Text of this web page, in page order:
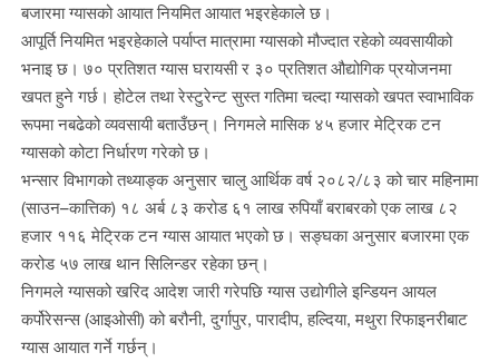
बजारमा ग्यासको आयात नियमित आयात भइरहेकाले छ।
आपूर्ति नियमित भइरहेकाले पर्याप्त मात्रामा ग्यासको मौज्दात रहेको व्यवसायीको
भनाइ छ। ७० प्रतिशत ग्यास घरायसी र ३० प्रतिशत औद्योगिक प्रयोजनमा
खपत हुने गर्छ। होटेल तथा रेस्टुरेन्ट सुस्त गतिमा चल्दा ग्यासको खपत स्वाभाविक
रूपमा नबढेको व्यवसायी बताउँछन्। निगमले मासिक ४५ हजार मेट्रिक टन
ग्यासको कोटा निर्धारण गरेको छ।
भन्सार विभागको तथ्याङ्क अनुसार चालु आर्थिक वर्ष २०८२/८३ को चार महिनामा
(साउन–कात्तिक) १८ अर्ब ८३ करोड ६१ लाख रुपियाँ बराबरको एक लाख ८२
हजार ११६ मेट्रिक टन ग्यास आयात भएको छ। सङ्घका अनुसार बजारमा एक
करोड ५७ लाख थान सिलिन्डर रहेका छन्।
निगमले ग्यासको खरिद आदेश जारी गरेपछि ग्यास उद्योगीले इन्डियन आयल
कर्पोरेसन्स (आइओसी) को बरौनी, दुर्गापुर, पारादीप, हल्दिया, मथुरा रिफाइनरीबाट
ग्यास आयात गर्ने गर्छन्।